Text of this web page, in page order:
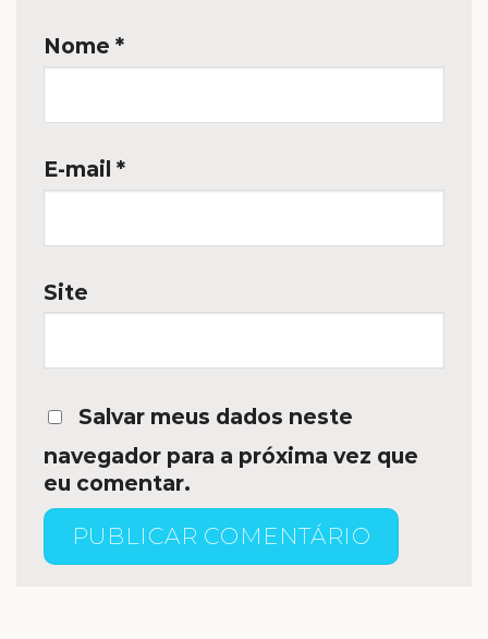
Nome *
E-mail *
Site
Salvar meus dados neste
navegador para a próxima vez que
eu comentar.